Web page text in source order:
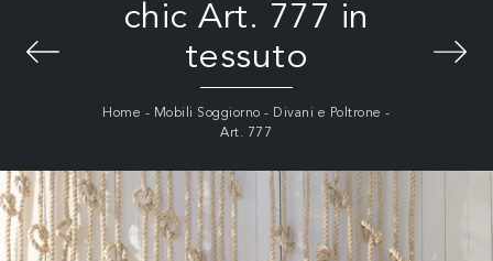
chic Art. 777 in
tessuto
Home - Mobili Soggiorno - Divani e Poltrone -
Art. 777